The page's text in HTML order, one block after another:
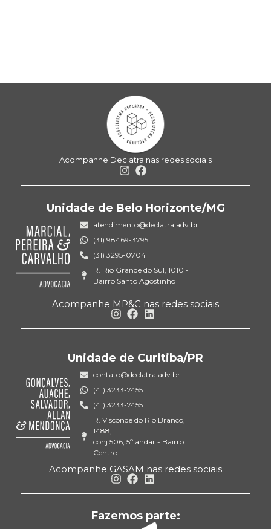
Acompanhe Declatra nas redes sociais
Unidade de Belo Horizonte/MG
atendimento@declatra.adv.br
(31) 98469-3795
(31) 3295-0704
R. Rio Grande do Sul, 1010 -
Bairro Santo Agostinho
Acompanhe MP&C nas redes sociais
Unidade de Curitiba/PR
contato@declatra.adv.br
(41) 3233-7455
(41) 3233-7455
R. Visconde do Rio Branco,
1488,
conj 506, 5º andar - Bairro
Centro
Acompanhe GASAM nas redes sociais
Fazemos parte: